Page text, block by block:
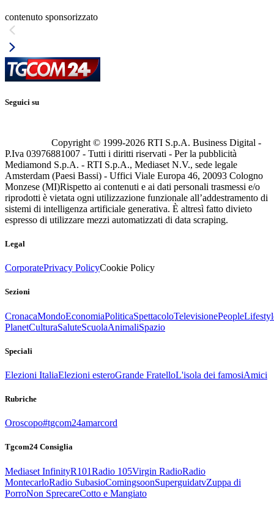
contenuto sponsorizzato
Seguici su
Copyright © 1999-2026 RTI S.p.A. Business Digital -
P.Iva 03976881007 - Tutti i diritti riservati - Per la pubblicità
Mediamond S.p.A. - RTI S.p.A., Mediaset N.V., sede legale
Amsterdam (Paesi Bassi) - Uffici Viale Europa 46, 20093 Cologno
Monzese (MI)Rispetto ai contenuti e ai dati personali trasmessi e/o
riprodotti è vietata ogni utilizzazione funzionale all’addestramento di
sistemi di intelligenza artificiale generativa. È altresì fatto divieto
espresso di utilizzare mezzi automatizzati di data scraping.
Legal
CorporatePrivacy PolicyCookie Policy
Sezioni
CronacaMondoEconomiaPoliticaSpettacoloTelevisionePeople
PlanetCulturaSaluteScuolaAnimaliSpazio
Speciali
Elezioni ItaliaElezioni esteroGrande FratelloL'isola dei famosiAmici
Rubriche
Oroscopo#tgcom24amarcord
Tgcom24 Consiglia
Mediaset InfinityR101Radio 105Virgin RadioRadio
MontecarloRadio SubasioComingsoonSuperguidatvZuppa di
PorroNon SprecareCotto e Mangiato